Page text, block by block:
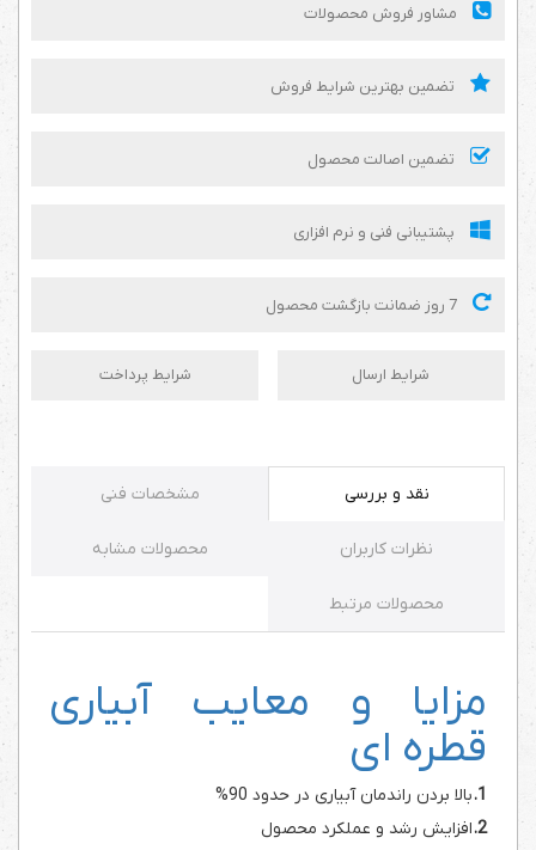
مشاور فروش محصولات
تضمین بهترین شرایط فروش
تضمین اصالت محصول
پشتیبانی فنی و نرم افزاری
شرایط ارسال شرایط پرداخت
نقد و بررسی مشخصات فنی
نظرات کاربران محصولات مشابه
محصولات مرتبط
مزایا و معایب آبیاری
قطره ای
1. بالا بردن راندمان آبیاری در حدود 90%
2. افزایش رشد و عملکرد محصول